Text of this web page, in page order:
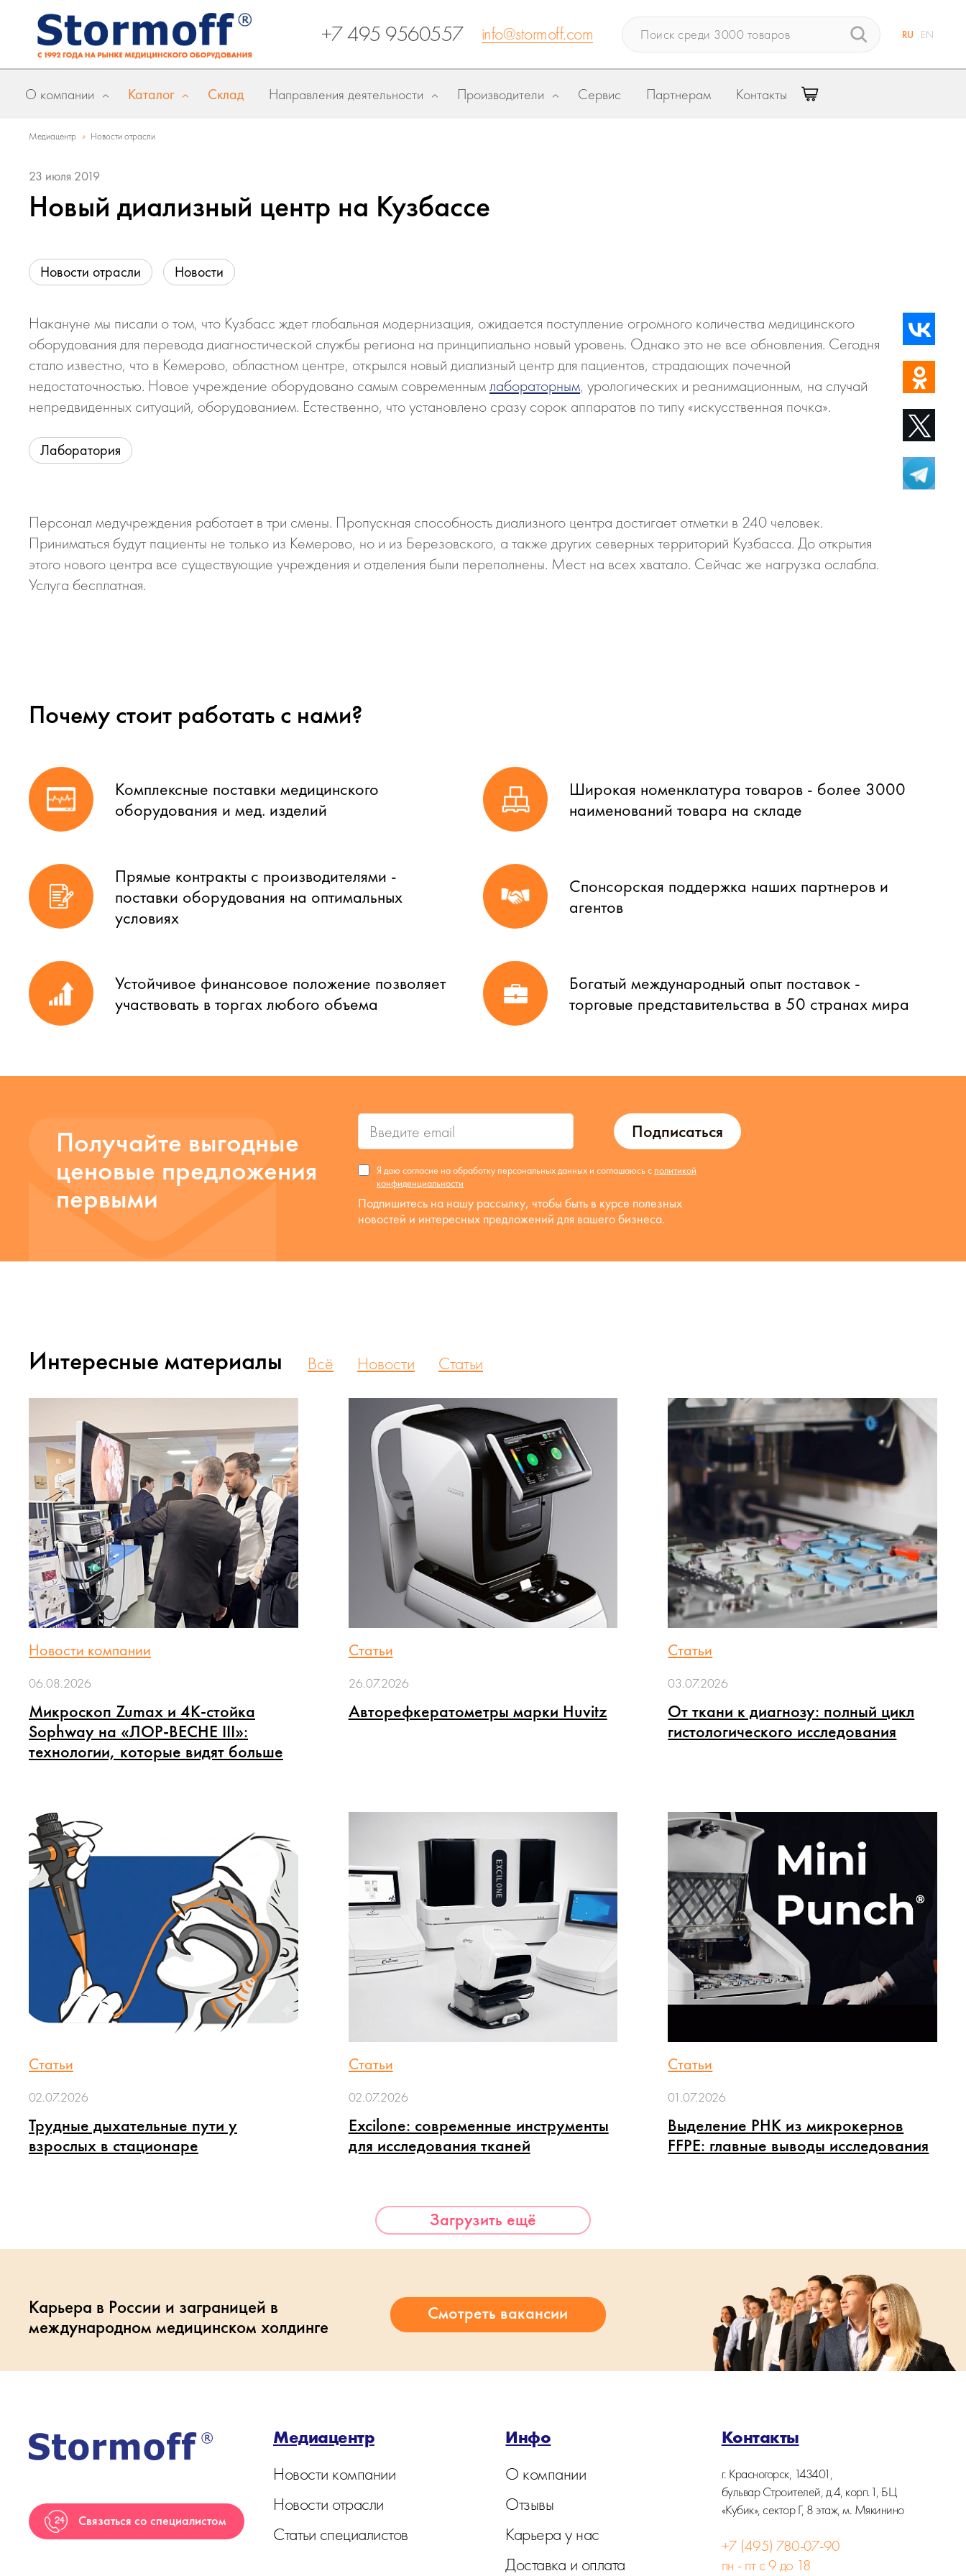
+7 495 9560557 info@stormoff.com RU EN
О компании Каталог Склад Направления деятельности Производители Сервис Партнерам Контакты
Медиацентр » Новости отрасли
23 июля 2019
Новый диализный центр на Кузбассе
Новости отрасли Новости
Накануне мы писали о том, что Кузбасс ждет глобальная модернизация, ожидается поступление огромного количества медицинского
оборудования для перевода диагностической службы региона на принципиально новый уровень. Однако это не все обновления. Сегодня
стало известно, что в Кемерово, областном центре, открылся новый диализный центр для пациентов, страдающих почечной
недостаточностью. Новое учреждение оборудовано самым современнымлабораторным, урологических и реанимационным, на случай
непредвиденных ситуаций, оборудованием. Естественно, что установлено сразу сорок аппаратов по типу «искусственная почка».
Лаборатория
Персонал медучреждения работает в три смены. Пропускная способность диализного центра достигает отметки в 240 человек.
Приниматься будут пациенты не только из Кемерово, но и из Березовского, а также других северных территорий Кузбасса. До открытия
этого нового центра все существующие учреждения и отделения были переполнены. Мест на всех хватало. Сейчас же нагрузка ослабла.
Услуга бесплатная.
Почему стоит работать с нами?
Комплексные поставки медицинского
оборудования и мед. изделий
Прямые контракты с производителями -
поставки оборудования на оптимальных
условиях
Устойчивое финансовое положение позволяет
участвовать в торгах любого объема
Широкая номенклатура товаров - более 3000
наименований товара на складе
Спонсорская поддержка наших партнеров и
агентов
Богатый международный опыт поставок -
торговые представительства в 50 странах мира
Получайте выгодные
ценовые предложения
первыми
Подписаться
Я даю согласие на обработку персональных данных и соглашаюсь с политикой
конфиденциальности
Подпишитесь на нашу рассылку, чтобы быть в курсе полезных
новостей и интересных предложений для вашего бизнеса.
Интересные материалы Всё Новости Статьи
Новости компании
06.08.2026
Микроскоп Zumax и 4K-стойка
Sophway на «ЛОР-ВЕСНЕ III»:
технологии, которые видят больше
Статьи
26.07.2026
Авторефкератометры марки Huvitz
Статьи
03.07.2026
От ткани к диагнозу: полный цикл
гистологического исследования
Статьи
02.07.2026
Трудные дыхательные пути у
взрослых в стационаре
Статьи
02.07.2026
Excilone: современные инструменты
для исследования тканей
Статьи
01.07.2026
Выделение РНК из микрокернов
FFPE: главные выводы исследования
Загрузить ещё
Карьера в России и заграницей в
международном медицинском холдинге
Связаться со специалистом
Медиацентр
Новости компании
Новости отрасли
Статьи специалистов
Инфо
О компании
Отзывы
Карьера у нас
Доставка и оплата
Контакты
г. Красногорск, 143401,
бульвар Строителей, д.4, корп.1, БЦ
«Кубик», сектор Г, 8 этаж, м. Мякинино
+7 (495) 780-07-90
пн - пт с 9 до 18